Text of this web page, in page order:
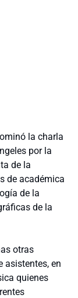
la charla
por la
de la
de académica
de la
de la
otras
asistentes, en
quienes